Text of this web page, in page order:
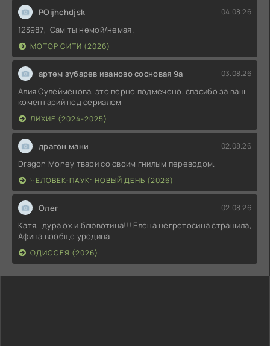
POijhchdjsk 04.08.26
123987, Сам ты немой/немая.
МОТОР СИТИ (2026)
артем зубарев иваново сосновая 9а 03.08.26
Алия Сулейменова, это верно подмечено. спасибо за ваш
коментарий под сериалом
ЛИХИЕ (2024-2025)
драгон мани 02.08.26
Dragon Money твари со своим гнилым переводом.
ЧЕЛОВЕК-ПАУК: НОВЫЙ ДЕНЬ (2026)
Олег 02.08.26
Катя, дура ох и блювотина!!! Елена негретосина страшила,
Афина вообще уродина
ОДИССЕЯ (2026)